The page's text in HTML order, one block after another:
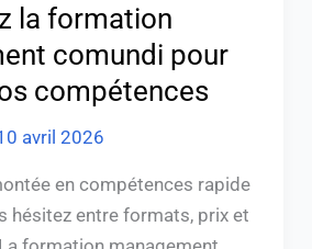
la formation
comundi pour
compétences
avril 2026
en compétences rapide
hésitez entre formats, prix et